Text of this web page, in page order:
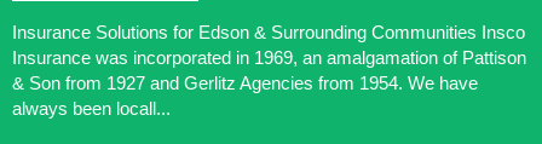
Insurance Solutions for Edson & Surrounding Communities Insco
Insurance was incorporated in 1969, an amalgamation of Pattison
& Son from 1927 and Gerlitz Agencies from 1954. We have
always been locall...